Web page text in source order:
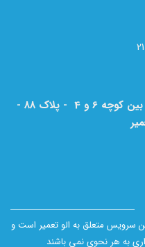
آدرس : اصفهان - خیابان رزمندگان - بین کوچه 6 و 4 - پلاک 88 -
سرویس متعلق به الو تعمیر است و
به هر نحوی نمی باشند